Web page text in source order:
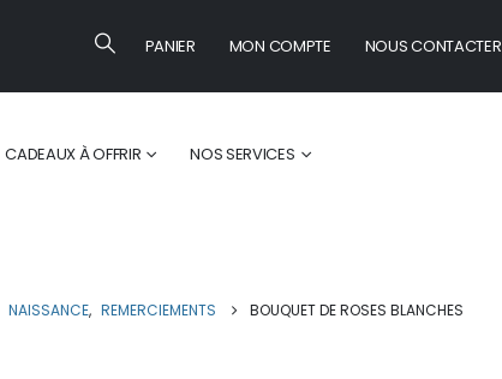
PANIER MON COMPTE NOUS CONTACTER
CADEAUX À OFFRIR NOS SERVICES
NAISSANCE, REMERCIEMENTS BOUQUET DE ROSES BLANCHES